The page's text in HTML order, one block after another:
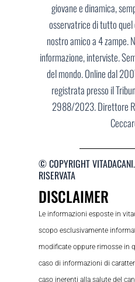
giovane e dinamica,
osservatrice di tutto
nostro amico a 4 zampe.
informazione, interviste.
del mondo. Online dal
registrata presso il
2988/2023. Direttore
© COPYRIGHT
RISERVATA
DISCLAIMER
Le informazioni esposte in
scopo esclusivamente
modificate oppure rimosse in
caso di informazioni di
caso inerenti alla salute del